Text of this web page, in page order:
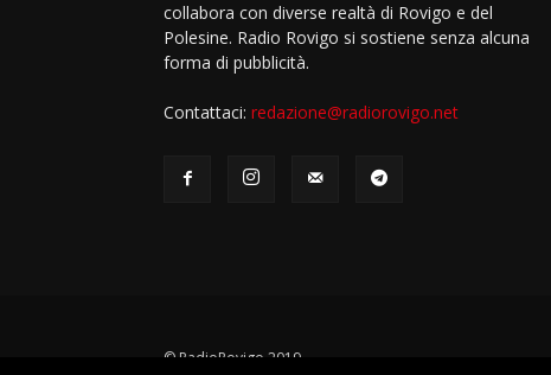
collabora con diverse realtà di Rovigo e del
Polesine. Radio Rovigo si sostiene senza alcuna
forma di pubblicità.
Contattaci: redazione@radiorovigo.net
© RadioRovigo 2019